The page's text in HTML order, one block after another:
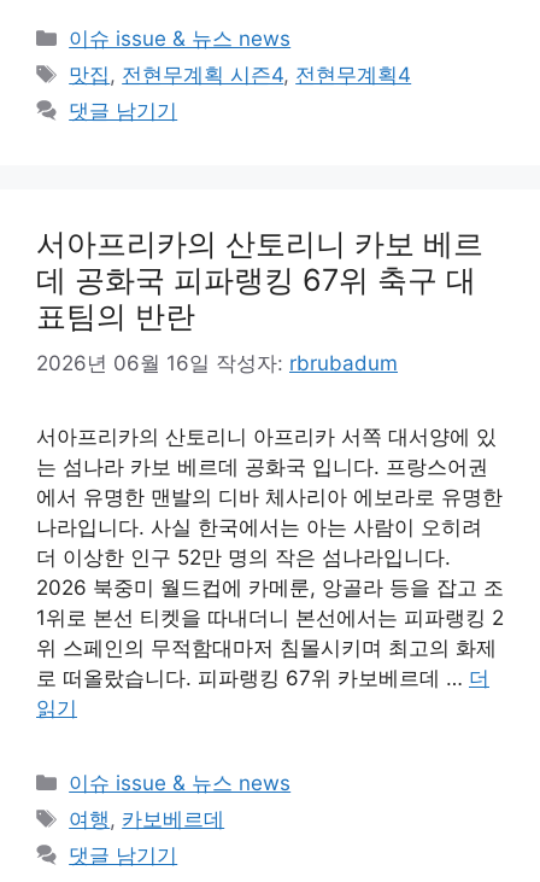
카
테
리
이슈 issue & 뉴스 news
태
그
맛집, 전현무계획 시즌4, 전현무계획4
댓글 남기기
서아프리카의 산토리니 카보 베르
데 공화국 피파랭킹 67위 축구 대
표팀의 반란
2026년 06월 16일 작성자: rbrubadum
서아프리카의 산토리니 아프리카 서쪽 대서양에 있
는 섬나라 카보 베르데 공화국 입니다. 프랑스어권
에서 유명한 맨발의 디바 체사리아 에보라로 유명한
나라입니다. 사실 한국에서는 아는 사람이 오히려
더 이상한 인구 52만 명의 작은 섬나라입니다.
2026 북중미 월드컵에 카메룬, 앙골라 등을 잡고 조
1위로 본선 티켓을 따내더니 본선에서는 피파랭킹 2
위 스페인의 무적함대마저 침몰시키며 최고의 화제
로 떠올랐습니다. 피파랭킹 67위 카보베르데 … 더
읽기
카
테
고
리
이슈 issue & 뉴스 news
태
그
여행 , 카보베르데
댓글 남기기